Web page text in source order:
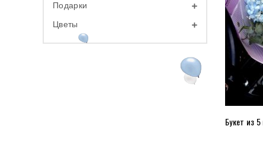
Букет из
Подарки
Цветы